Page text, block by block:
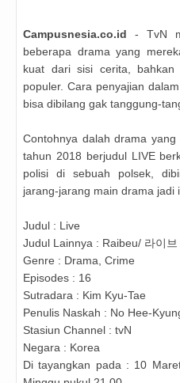
Campusnesia.co.id - TvN
beberapa drama yang
kuat dari sisi cerita,
populer. Cara penyajian
bisa dibilang gak tanggung-
Contohnya dalah drama
tahun 2018 berjudul LIVE
polisi di sebuah polsek,
jarang-jarang main drama jadi
Judul : Live
Judul Lainnya : Raibeu/ 라이브
Genre : Drama, Crime
Episodes : 16
Sutradara : Kim Kyu-Tae
Penulis Naskah : No Hee-
Stasiun Channel : tvN
Negara : Korea
Di tayangkan pada : 10